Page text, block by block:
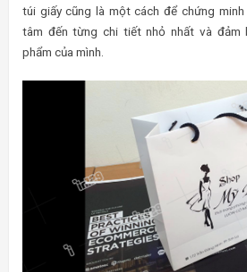
túi giấy cũng là một cách để chứng
tâm đến từng chi tiết nhỏ nhất và đảm
phẩm của mình.